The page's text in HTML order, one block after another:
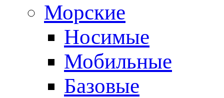
Морские
Носимые
Мобильные
Базовые